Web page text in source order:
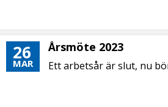
26
MAR
Årsmöte 2023
Ett arbetsår är slut, nu